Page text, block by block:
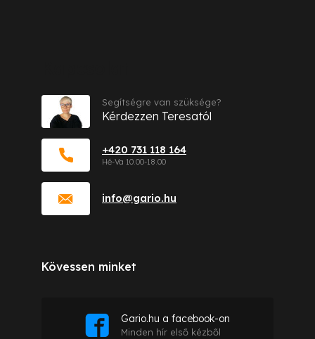
info@gario.hu
+420 731 118 164
Segítségre van szüksége?
Kérdezzen Teresatól
Kövessen minket
Gario.hu a facebook-on
Minden hír első kézből